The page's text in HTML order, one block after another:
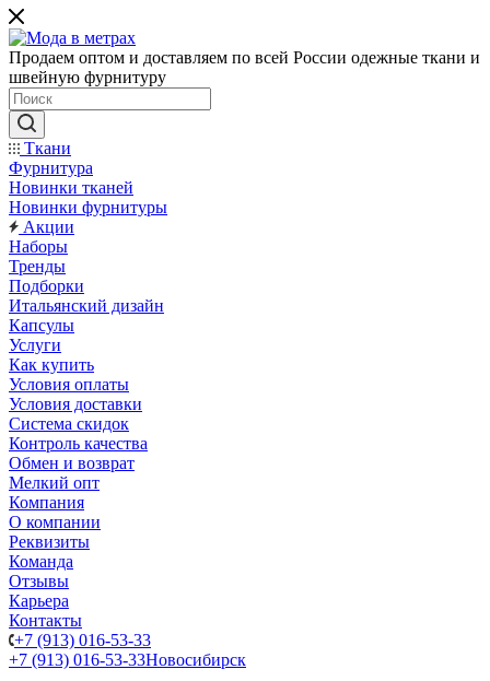
Продаем оптом и доставляем по всей России одежные ткани и
швейную фурнитуру
Ткани
Фурнитура
Новинки тканей
Новинки фурнитуры
Акции
Наборы
Тренды
Подборки
Итальянский дизайн
Капсулы
Услуги
Как купить
Условия оплаты
Условия доставки
Система скидок
Контроль качества
Обмен и возврат
Мелкий опт
Компания
О компании
Реквизиты
Команда
Отзывы
Карьера
Контакты
+7 (913) 016-53-33
+7 (913) 016-53-33Новосибирск